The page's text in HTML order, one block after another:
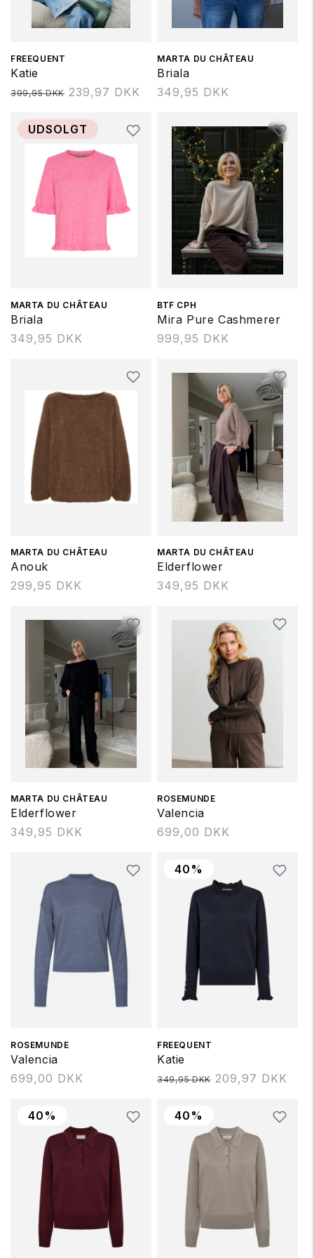
Forhandler:
FREEQUENT
Katie
Normalpris
399,95 DKK 239,97 DKK
Forhandler:
MARTA DU CHÂTEAU
Briala
Normalpris
349,95 DKK
UDSOLGT
Forhandler:
MARTA DU CHÂTEAU
Briala
Normalpris
349,95 DKK
Forhandler:
BTF CPH
Mira Pure Cashmerer
Normalpris
999,95 DKK
Forhandler:
MARTA DU CHÂTEAU
Anouk
Normalpris
299,95 DKK
Forhandler:
MARTA DU CHÂTEAU
Elderflower
Normalpris
349,95 DKK
Forhandler:
MARTA DU CHÂTEAU
Elderflower
Normalpris
349,95 DKK
Forhandler:
ROSEMUNDE
Valencia
Normalpris
699,00 DKK
Forhandler:
ROSEMUNDE
Valencia
Normalpris
699,00 DKK
40%
Forhandler:
FREEQUENT
Katie
Normalpris
349,95 DKK 209,97 DKK
40% 40%